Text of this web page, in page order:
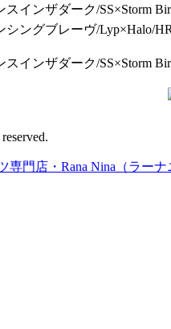
スインザダーク/SS×Storm
シングブレーヴ/Lyp×Halo/
スインザダーク/SS×Storm
専門店・Rana Nina（ラー